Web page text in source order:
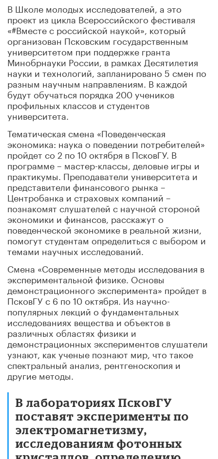
В Школе молодых исследователей, а это
проект из цикла Всероссийского фестиваля
«#Вместе с российской наукой», который
организован Псковским государственным
университетом при поддержке гранта
Минобрнауки России, в рамках Десятилетия
науки и технологий, запланировано 5 смен по
разным научным направлениям. В каждой
будут обучаться порядка 200 учеников
профильных классов и студентов
университета.
Тематическая смена «Поведенческая
экономика: наука о поведении потребителей»
пройдет со 2 по 10 октября в ПсковГУ. В
программе – мастер-классы, деловые игры и
практикумы. Преподаватели университета и
представители финансового рынка –
Центробанка и страховых компаний –
познакомят слушателей с научной стороной
экономики и финансов, расскажут о
поведенческой экономике в реальной жизни,
помогут студентам определиться с выбором и
темами научных исследований.
Смена «Современные методы исследования в
экспериментальной физике. Основы
демонстрационного эксперимента» пройдет в
ПсковГУ с 6 по 10 октября. Из научно-
популярных лекций о фундаментальных
исследованиях вещества и объектов в
различных областях физики и
демонстрационных экспериментов слушатели
узнают, как ученые познают мир, что такое
спектральный анализ, рентгеноскопия и
другие методы.
В лабораториях ПсковГУ
поставят эксперименты по
электромагнетизму,
исследованиям фотонных